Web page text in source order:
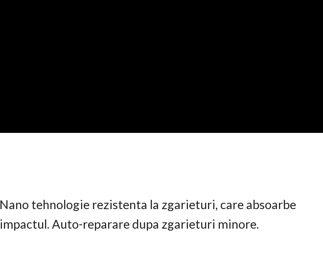
Nano tehnologie rezistenta la zgarieturi, care absoarbe
impactul. Auto-reparare dupa zgarieturi minore.